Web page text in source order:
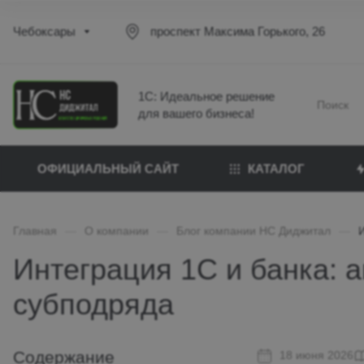
Чебоксары проспект Максима Горького, 26
1С: Идеальное решение
для вашего бизнеса!
ОФИЦИАЛЬНЫЙ САЙТ КАТАЛОГ
Главная О компании Блог компании НС Диджитал
Интеграция 1С и банка:
субподряда
18 июня 2026
Содержание